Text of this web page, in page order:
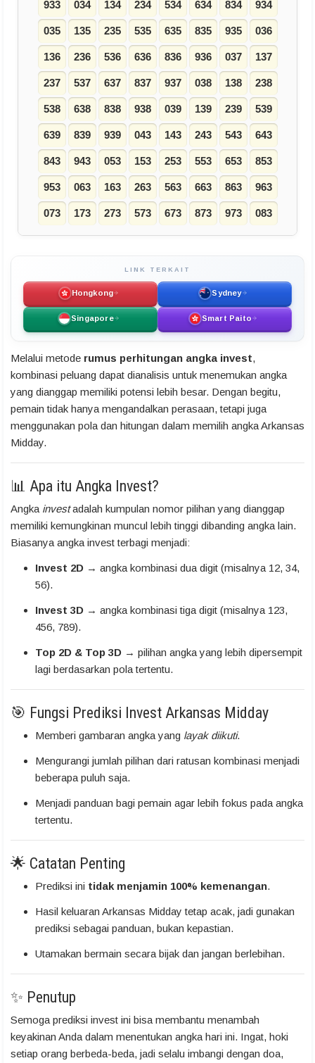
933 034 134 234 534 634 834 934
035 135 235 535 635 835 935 036
136 236 536 636 836 936 037 137
237 537 637 837 937 038 138 238
538 638 838 938 039 139 239 539
639 839 939 043 143 243 543 643
843 943 053 153 253 553 653 853
953 063 163 263 563 663 863 963
073 173 273 573 673 873 973 083
LINK TERKAIT
Hongkong Sydney
Singapore Smart Paito
Melalui metode rumus perhitungan angka invest,
kombinasi peluang dapat dianalisis untuk menemukan angka
yang dianggap memiliki potensi lebih besar. Dengan begitu,
pemain tidak hanya mengandalkan perasaan, tetapi juga
menggunakan pola dan hitungan dalam memilih angka Arkansas
Midday.
📊 Apa itu Angka Invest?
Angka investadalah kumpulan nomor pilihan yang dianggap
memiliki kemungkinan muncul lebih tinggi dibanding angka lain.
Biasanya angka invest terbagi menjadi:
Invest 2D → angka kombinasi dua digit (misalnya 12, 34,
56).
Invest 3D → angka kombinasi tiga digit (misalnya 123,
456, 789).
Top 2D & Top 3D → pilihan angka yang lebih dipersempit
lagi berdasarkan pola tertentu.
🎯 Fungsi Prediksi Invest Arkansas Midday
Memberi gambaran angka yang layak diikuti.
Mengurangi jumlah pilihan dari ratusan kombinasi menjadi
beberapa puluh saja.
Menjadi panduan bagi pemain agar lebih fokus pada angka
tertentu.
🌟 Catatan Penting
Prediksi ini tidak menjamin 100% kemenangan.
Hasil keluaran Arkansas Midday tetap acak, jadi gunakan
prediksi sebagai panduan, bukan kepastian.
Utamakan bermain secara bijak dan jangan berlebihan.
✨ Penutup
Semoga prediksi invest ini bisa membantu menambah
keyakinan Anda dalam menentukan angka hari ini. Ingat, hoki
setiap orang berbeda-beda, jadi selalu imbangi dengan doa,